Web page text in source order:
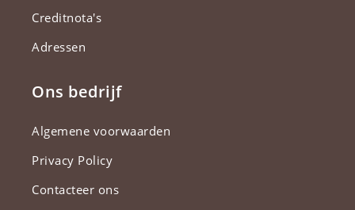
Creditnota's
Adressen
Ons bedrijf
Algemene voorwaarden
Privacy Policy
Contacteer ons